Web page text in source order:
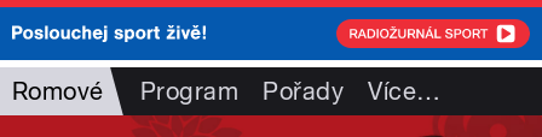
Romové Program Pořady Více…